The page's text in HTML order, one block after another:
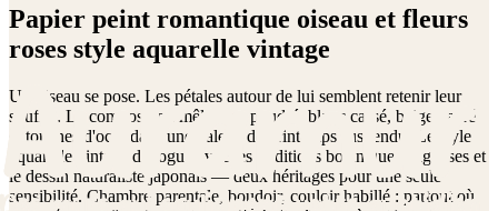
Papier peint romantique oiseau et fleurs
roses style aquarelle vintage
Un oiseau se pose. Les pétales autour de lui semblent retenir leur
souffle. La composition mêle rose poudré, blanc cassé, beige nacré
et touches d'ocre dans une palette de printemps suspendu. Le style
aquarelle vintage dialogue avec les traditions botaniques anglaises et
le dessin naturaliste japonais — deux héritages pour une seule
sensibilité. Chambre parentale, boudoir, couloir habillé : partout où